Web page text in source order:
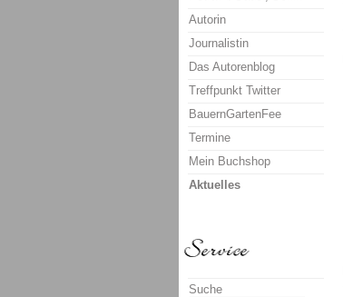
Autorin
Journalistin
Das Autorenblog
Treffpunkt Twitter
BauernGartenFee
Termine
Mein Buchshop
Aktuelles
Suche